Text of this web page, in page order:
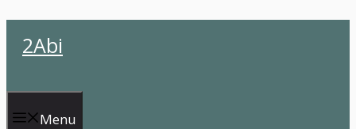
atla2Abi
Menu